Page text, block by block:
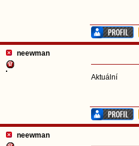
neewman
Aktuální
neewman